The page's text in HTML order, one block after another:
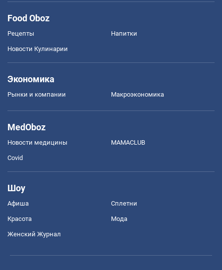
Food Oboz
Рецепты Напитки
Новости Кулинарии
Экономика
Рынки и компании Mакроэкономика
MedOboz
Новости медицины MAMACLUB
Covid
Шоу
Афиша Сплетни
Красота Мода
Женский Журнал